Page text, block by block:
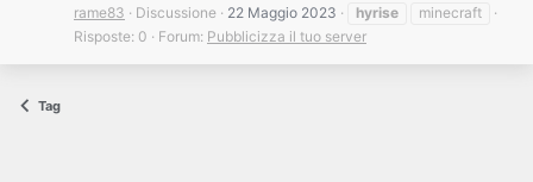
rame83
Discussione 22 Maggio 2023 hyrise
minecraft
Risposte: 0
Forum: Pubblicizza il tuo server
Tag